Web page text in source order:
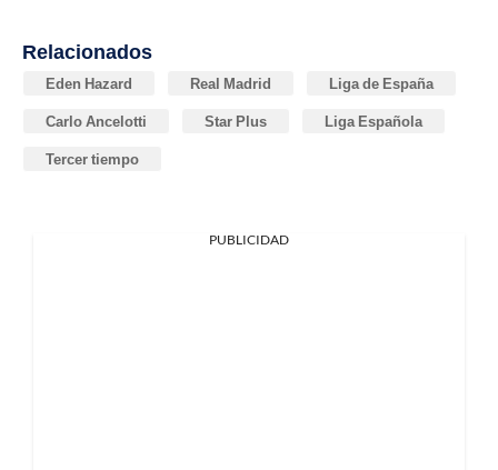
Relacionados
Eden Hazard Real Madrid Liga de España
Carlo Ancelotti Star Plus Liga Española
Tercer tiempo
PUBLICIDAD